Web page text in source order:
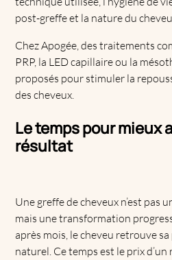
post-greffe et la nature du
Chez Apogée, des traitements
PRP, la LED capillaire ou la
proposés pour stimuler la
des cheveux.
Le temps pour mieux
résultat
Une greffe de cheveux n’est pas
mais une transformation
après mois, le cheveu retrouve
naturel. Ce temps est le prix